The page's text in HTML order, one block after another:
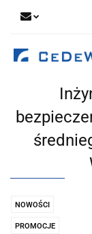
NOWOŚCI
PROMOCJE